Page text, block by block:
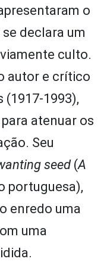
o
declara um
culto.
autor e crítico
1993),
atenuar os
Seu
seed(A
portuguesa),
enredo uma
uma